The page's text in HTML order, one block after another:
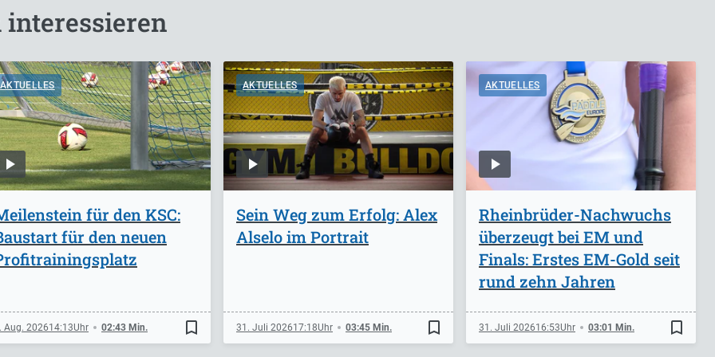
interessieren
AKTUELLES
für den KSC:
für den neuen
Aug. 202614:13 02:43 Min. bookmark_border
AKTUELLES
Sein Weg zum Erfolg: Alex
Alselo im Portrait
31. Juli 202617:18 03:45 Min. bookmark_border
AKTUELLES
Rheinbrüder-Nachwuchs
überzeugt bei EM und
Finals: Erstes EM-Gold seit
rund zehn Jahren
31. Juli 202616:53 03:01 Min. bookmark_border